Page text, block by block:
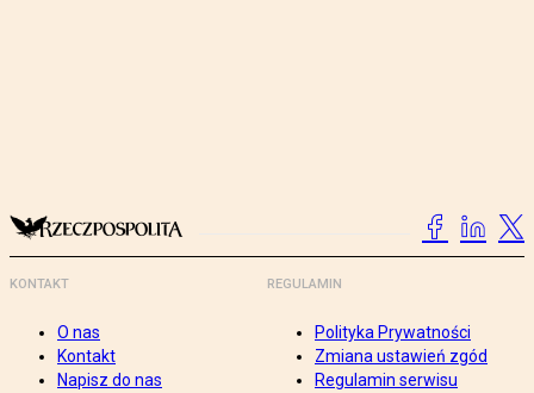
KONTAKT
O nas
Kontakt
Napisz do nas
REGULAMIN
Polityka Prywatności
Zmiana ustawień zgód
Regulamin serwisu